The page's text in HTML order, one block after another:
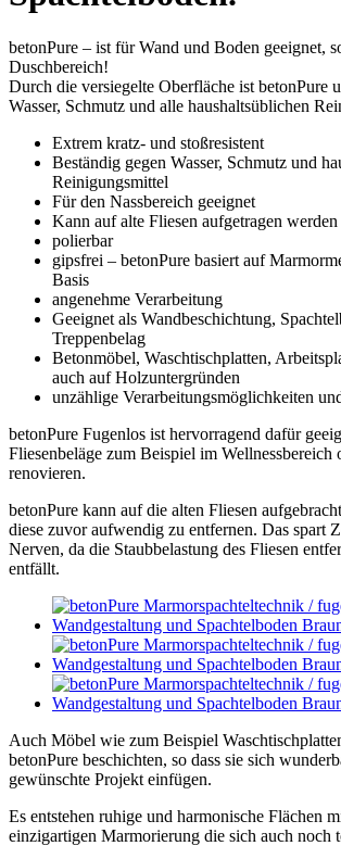
betonPure – ist für Wand und Boden geeignet,
Duschbereich!
Durch die versiegelte Oberfläche ist betonPure
Wasser, Schmutz und alle haushaltsüblichen
Extrem kratz- und stoßresistent
Beständig gegen Wasser, Schmutz und
Reinigungsmittel
Für den Nassbereich geeignet
Kann auf alte Fliesen aufgetragen werden
polierbar
gipsfrei – betonPure basiert auf
Basis
angenehme Verarbeitung
Geeignet als Wandbeschichtung,
Treppenbelag
Betonmöbel, Waschtischplatten,
auch auf Holzuntergründen
unzählige Verarbeitungsmöglichkeiten
betonPure Fugenlos ist hervorragend dafür
Fliesenbeläge zum Beispiel im Wellnessbereich
renovieren.
betonPure kann auf die alten Fliesen
diese zuvor aufwendig zu entfernen. Das spart
Nerven, da die Staubbelastung des Fliesen
entfällt.
Auch Möbel wie zum Beispiel
betonPure beschichten, so dass sie sich
gewünschte Projekt einfügen.
Es entstehen ruhige und harmonische Flächen
einzigartigen Marmorierung die sich auch noch